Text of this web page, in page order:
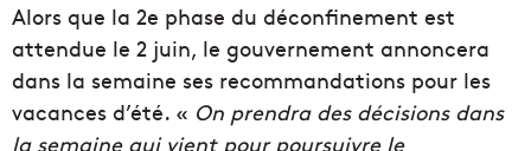
Alors que la 2e phase du déconfinement est
attendue le 2 juin, le gouvernement annoncera
dans la semaine ses recommandations pour les
vacances d’été. « On prendra des décisions dans
la semaine qui vient pour poursuivre le